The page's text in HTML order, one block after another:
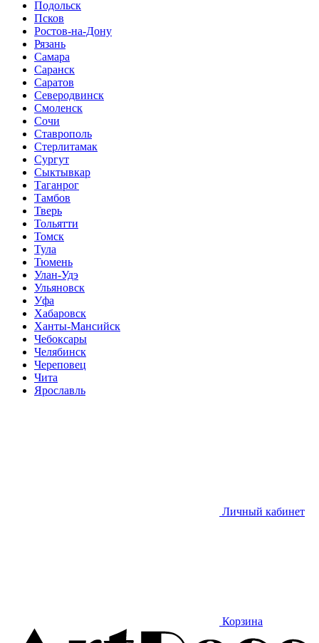
Подольск
Псков
Ростов-на-Дону
Рязань
Самара
Саранск
Саратов
Северодвинск
Смоленск
Сочи
Ставрополь
Стерлитамак
Сургут
Сыктывкар
Таганрог
Тамбов
Тверь
Тольятти
Томск
Тула
Тюмень
Улан-Удэ
Ульяновск
Уфа
Хабаровск
Ханты-Мансийск
Чебоксары
Челябинск
Череповец
Чита
Ярославль
Личный кабинет
Корзина